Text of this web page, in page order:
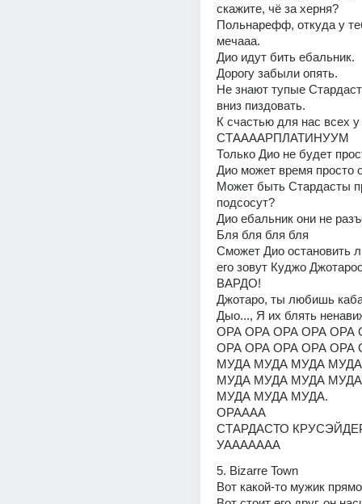
скажите, чё за херня?
Польнарефф, откуда у
мечааа.
Дио идут бить ебальник.
Дорогу забыли опять.
Не знают тупые
вниз пиздовать.
К счастью для нас всех у
СТААААРПЛАТИНУУМ
Только Дио не будет
Дио может время просто
Может быть Стардасты
подсосут?
Дио ебальник они не
Бля бля бля бля
Сможет Дио остановить
его зовут Куджо
ВАРДО!
Джотаро, ты любишь
Дыо..., Я их блять
ОРА ОРА ОРА ОРА ОРА
ОРА ОРА ОРА ОРА ОРА
МУДА МУДА МУДА
МУДА МУДА МУДА
МУДА МУДА МУДА.
ОРАААА
СТАРДАСТО
УААААААА
5. Bizarre Town
Вот какой-то мужик